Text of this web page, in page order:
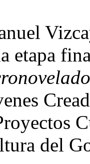
etapa
del